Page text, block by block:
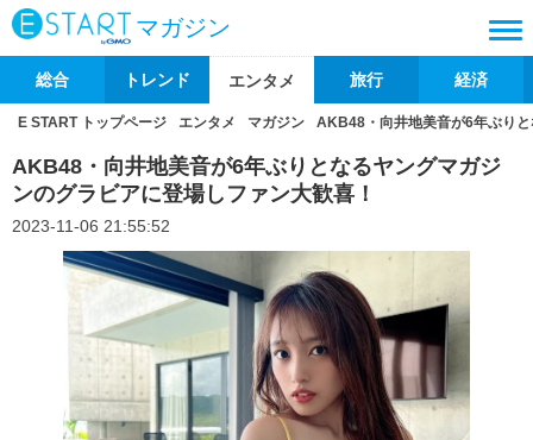
マガジン
総合 トレンド エンタメ 旅行 経済
E START トップページ エンタメ マガジン AKB48・向井地美音が6年ぶり
AKB48・向井地美音が6年ぶりとなるヤングマガジ
ンのグラビアに登場しファン大歓喜！
2023-11-06 21:55:52